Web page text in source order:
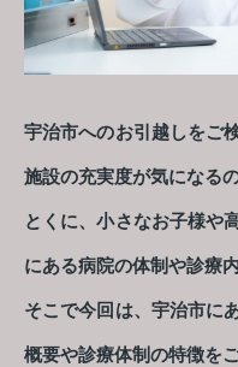
宇治市へのお引越しをご
施設の充実度が気になる
とくに、小さなお子様や
にある病院の体制や診療
そこで今回は、宇治市に
概要や診療体制の特徴を